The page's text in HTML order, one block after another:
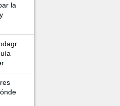
la